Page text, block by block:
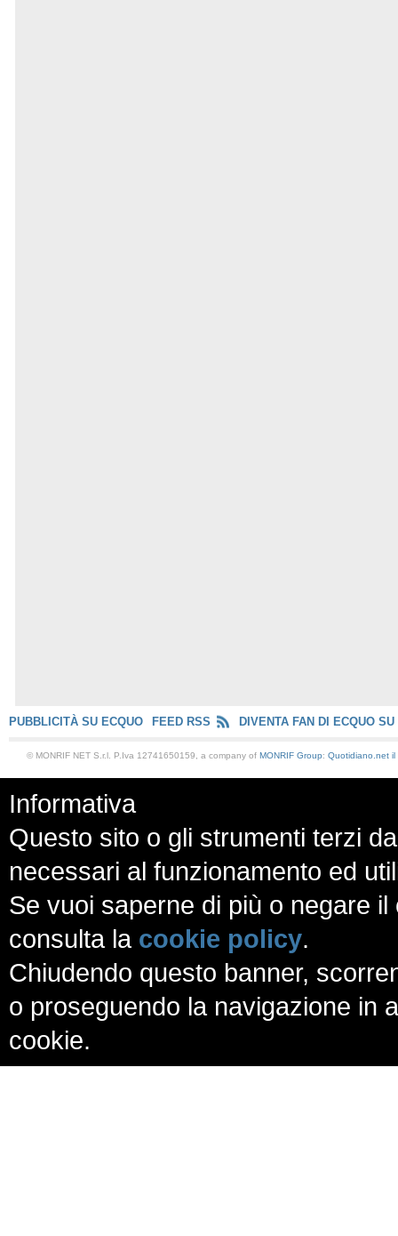
PUBBLICITÀ SU ECQUO FEED RSS DIVENTA FAN DI ECQUO SU
© MONRIF NET S.r.l. P.Iva 12741650159, a company of MONRIF Group: Quotidiano.net il
Informativa
Questo sito o gli strumenti terzi
necessari al funzionamento ed
Se vuoi saperne di più o negare
consulta la cookie policy.
Chiudendo questo banner,
o proseguendo la navigazione in
cookie.